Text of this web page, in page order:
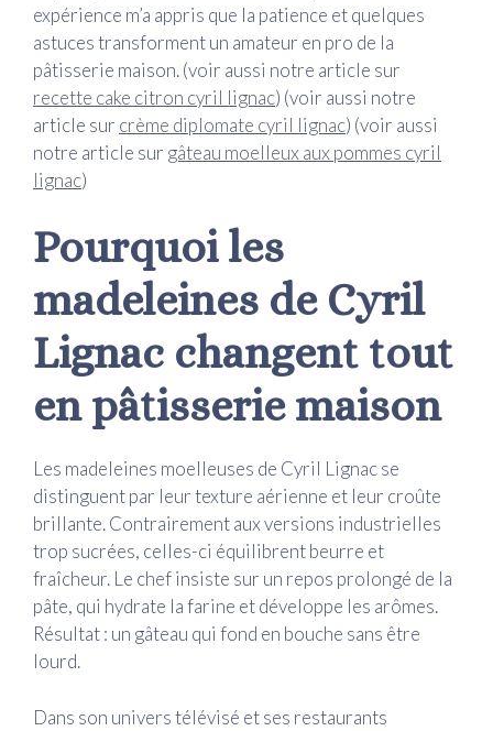
expérience m’a appris que la patience et quelques
astuces transforment un amateur en pro de la
pâtisserie maison. (voir aussi notre article sur
recette cake citron cyril lignac) (voir aussi notre
article sur crème diplomate cyril lignac) (voir aussi
notre article sur gâteau moelleux aux pommes cyril
lignac)
Pourquoi les
madeleines de Cyril
Lignac changent tout
en pâtisserie maison
Les madeleines moelleuses de Cyril Lignac se
distinguent par leur texture aérienne et leur croûte
brillante. Contrairement aux versions industrielles
trop sucrées, celles-ci équilibrent beurre et
fraîcheur. Le chef insiste sur un repos prolongé de la
pâte, qui hydrate la farine et développe les arômes.
Résultat : un gâteau qui fond en bouche sans être
lourd.
Dans son univers télévisé et ses restaurants